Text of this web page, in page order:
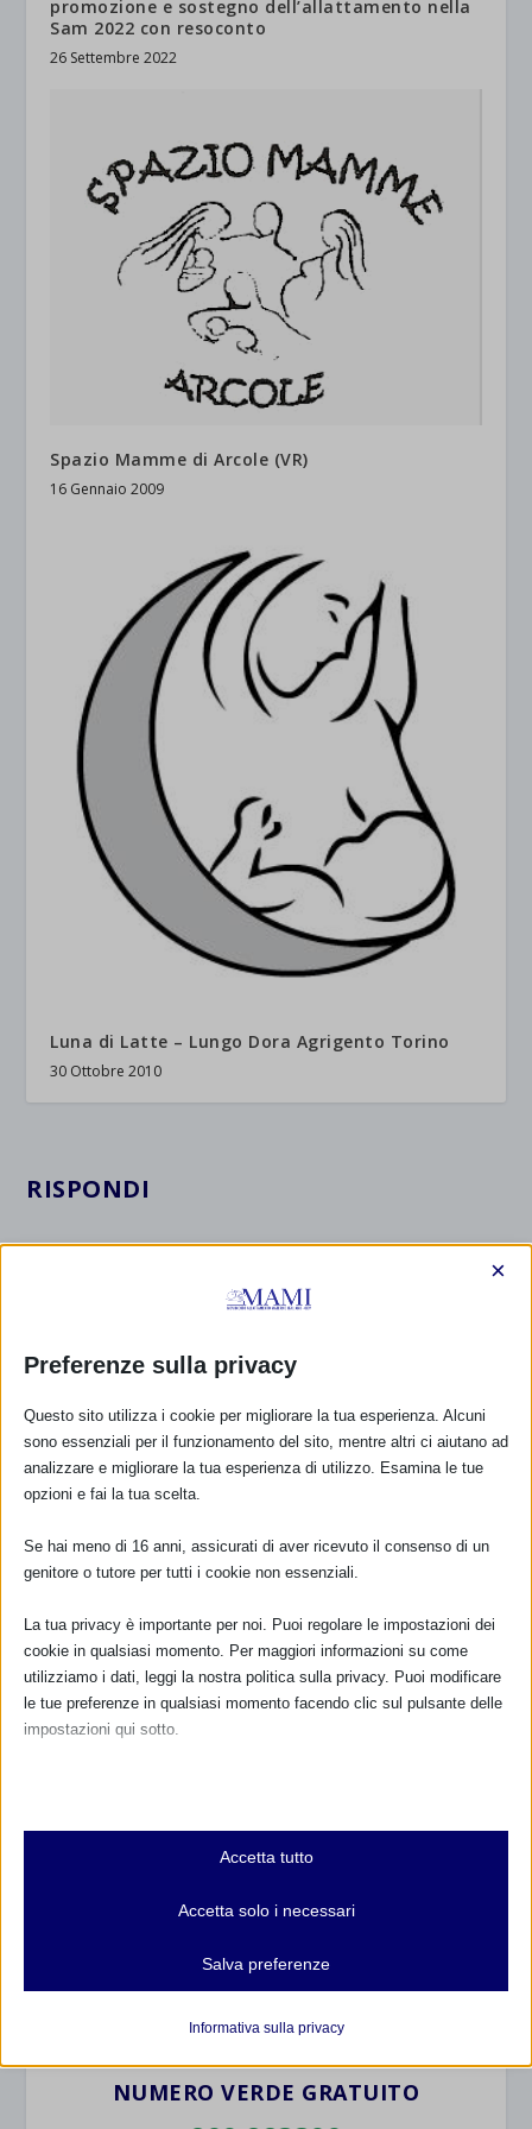
promozione e sostegno dell’allattamento nella
Sam 2022 con resoconto
26 Settembre 2022
Spazio Mamme di Arcole (VR)
16 Gennaio 2009
Luna di Latte – Lungo Dora Agrigento Torino
30 Ottobre 2010
RISPONDI
TUTTI GLI EVENTI
NUMERO VERDE GRATUITO
Preferenze sulla privacy
×
Questo sito utilizza i cookie per migliorare la tua esperienza. Alcuni
sono essenziali per il funzionamento del sito, mentre altri ci aiutano ad
analizzare e migliorare la tua esperienza di utilizzo. Esamina le tue
opzioni e fai la tua scelta.
Se hai meno di 16 anni, assicurati di aver ricevuto il consenso di un
genitore o tutore per tutti i cookie non essenziali.
La tua privacy è importante per noi. Puoi regolare le impostazioni dei
cookie in qualsiasi momento. Per maggiori informazioni su come
utilizziamo i dati, leggi la nostra politica sulla privacy. Puoi modificare
le tue preferenze in qualsiasi momento facendo clic sul pulsante delle
impostazioni qui sotto.
Essenziali
I cookie e i servizi essenziali abilitano le funzioni di base e sono
e servizi non richiedono il consenso dell'utente secondo il GDPR.
wordpress_logged_in_*
Analitici
interagiscono con il nostro sito web.
Mostra dettagli
Accetta tutto
Accetta solo i necessari
Salva preferenze
Informativa sulla privacy